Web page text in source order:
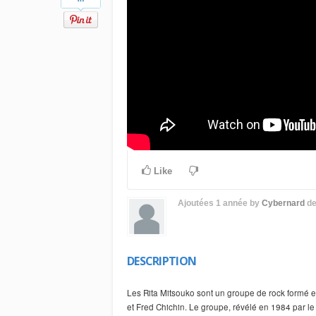
Like
Ajoutées 1 année by Cybernard de
DESCRIPTION
Les Rita Mitsouko sont un groupe de rock
et Fred Chichin. Le groupe, révélé en 1984 par